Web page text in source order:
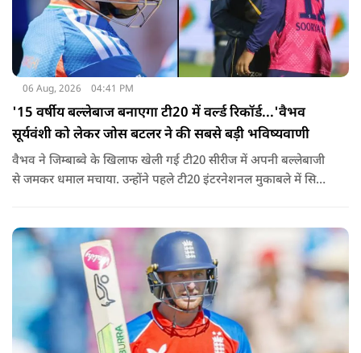
06 Aug, 2026 04:41 PM
'15 वर्षीय बल्लेबाज बनाएगा टी20 में वर्ल्ड रिकॉर्ड...'वैभव
सूर्यवंशी को लेकर जोस बटलर ने की सबसे बड़ी भविष्यवाणी
वैभव ने जिम्बाब्वे के खिलाफ खेली गई टी20 सीरीज में अपनी बल्लेबाजी
से जमकर धमाल मचाया. उन्होंने पहले टी20 इंटरनेशनल मुकाबले में सिर्फ